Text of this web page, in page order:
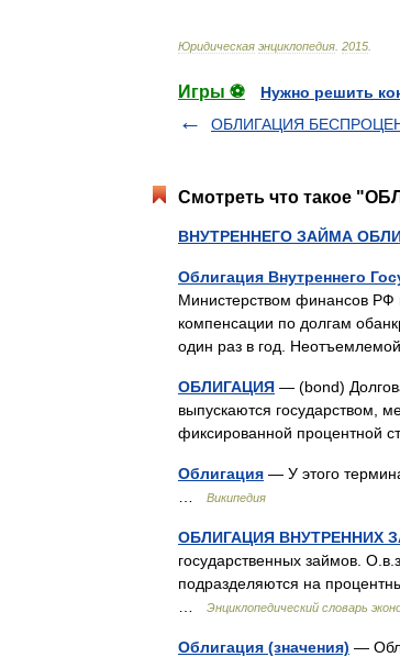
Юридическая энциклопедия 2015
Игры ⚽
Нужно решить
ОБЛИГАЦИЯ
Смотреть что такое
ВНУТРЕННЕГО ЗАЙМА
Облигация Внутреннего
Министерством финансов
компенсации по долгам
один раз в год.
ОБЛИГАЦИЯ — (bond)
выпускаются государством,
фиксированной процентной
Облигация — У этого
Википедия
ОБЛИГАЦИЯ ВНУТРЕННИХ
государственных займов.
подразделяются на
Энциклопедический словарь
Облигация (значения) —